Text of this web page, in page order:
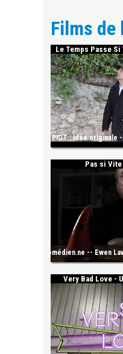
Films de
Le Temps Passe
: -- Nicolas PIOT : Idée originale --
Kinoites : Cyril CEAUX :
Pas si Vite
: Comédien.ne -- Ewen
Kinoites : Sabine Lévèque :
Very Bad Love -